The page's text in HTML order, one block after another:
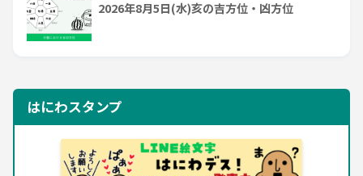
2026年8月5日(水)亥の吉方位・凶方位
はにわスタンプ